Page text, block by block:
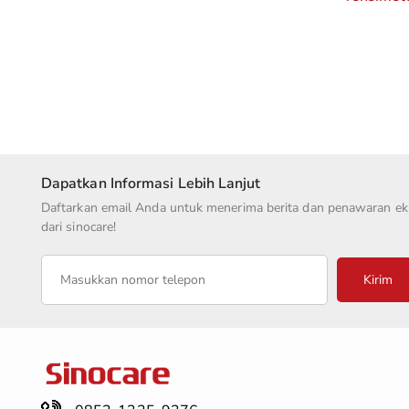
Dapatkan Informasi Lebih Lanjut
Daftarkan email Anda untuk menerima berita dan penawaran
dari sinocare!
Kirim